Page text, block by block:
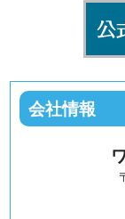
会社情報